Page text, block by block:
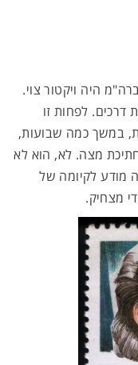
היה ויקטור צוי.
בתאונת דרכים. לפחות זו
במשך כמה שבועות,
מצה. לא, הוא לא
מודע לקיומה של
מצחיק.